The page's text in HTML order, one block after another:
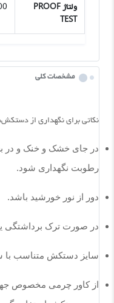
ولتاژ PROOF
TEST
مشخصات کلی
نکاتی برای نگهداری از دستکش‌های
در جای خشک و خنک و در
رطوبت نگهداری شود.
دور از نور خورشید باشد.
در صورت ترک برداشتگی
سایز دستکش متناسب با
از کاور چرمی مخصوص